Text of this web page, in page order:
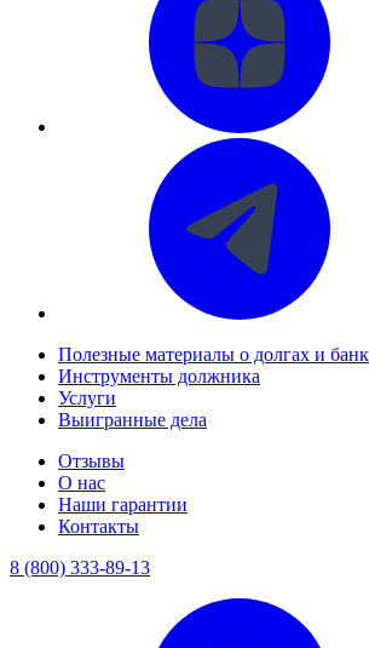
Полезные материалы о долгах и
Инструменты должника
Услуги
Выигранные дела
Отзывы
О нас
Наши гарантии
Контакты
8 (800) 333-89-13